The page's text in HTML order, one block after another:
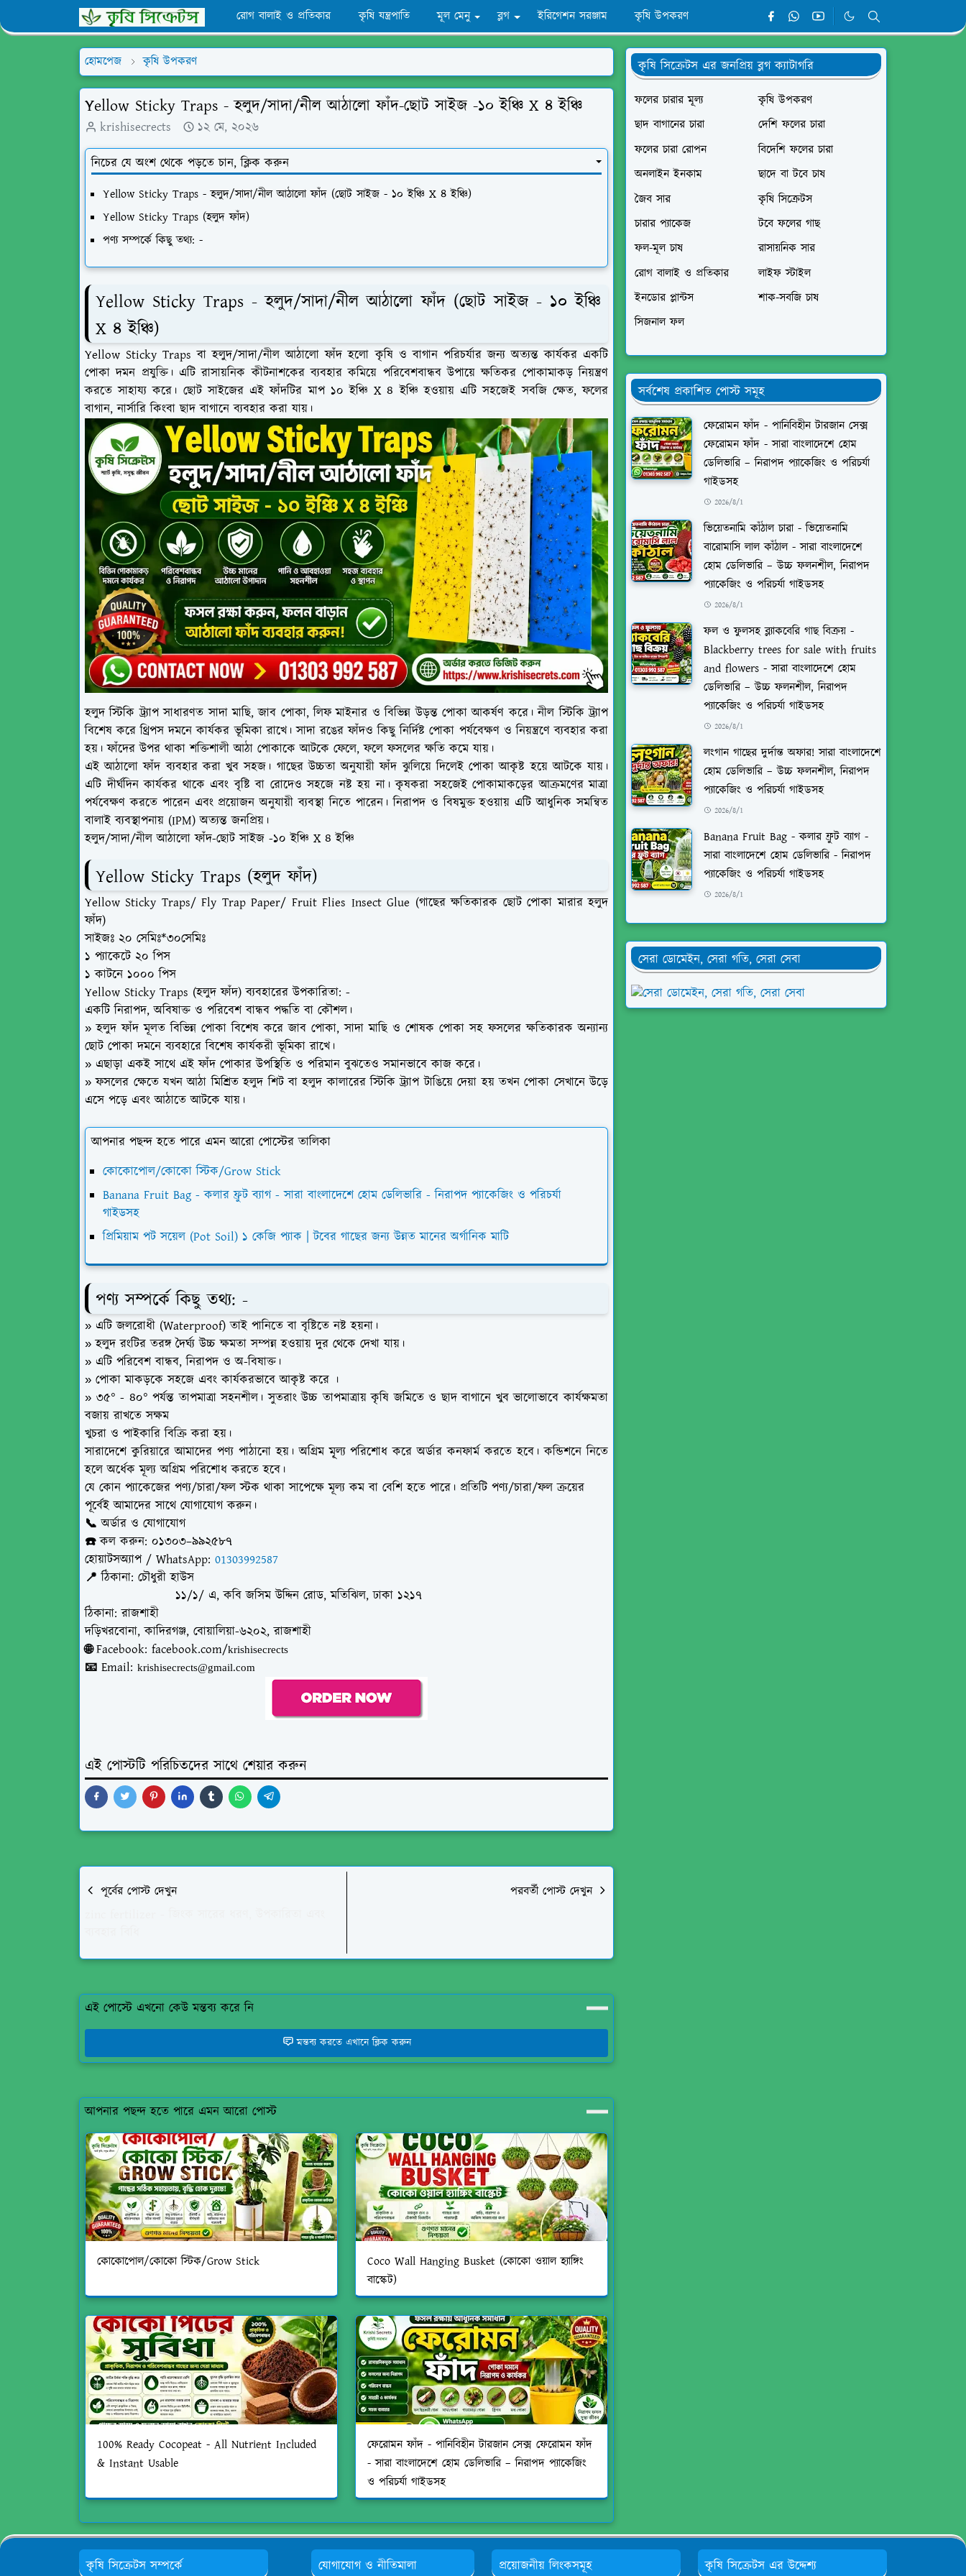
রোগ বালাই ও প্রতিকার কৃষি যন্ত্রপাতি মূল মেনু ব্লগ ইরিগেশন সরঞ্জাম কৃষি উপকরণ
হোমপেজ কৃষি উপকরণ
Yellow Sticky Traps - হলুদ/সাদা/নীল আঠালো ফাঁদ-ছোট সাইজ -১০ ইঞ্চি X ৪ ইঞ্চি
krishisecrects ১২ মে, ২০২৬
নিচের যে অংশ থেকে পড়তে চান, ক্লিক করুন
Yellow Sticky Traps - হলুদ/সাদা/নীল আঠালো ফাঁদ (ছোট সাইজ - ১০ ইঞ্চি X ৪ ইঞ্চি)
Yellow Sticky Traps (হলুদ ফাঁদ)
পণ্য সম্পর্কে কিছু তথ্য: -
Yellow Sticky Traps - হলুদ/সাদা/নীল আঠালো ফাঁদ (ছোট সাইজ - ১০ ইঞ্চি
X ৪ ইঞ্চি)
Yellow Sticky Traps বা হলুদ/সাদা/নীল আঠালো ফাঁদ হলো কৃষি ও বাগান পরিচর্যার জন্য অত্যন্ত কার্যকর একটি
পোকা দমন প্রযুক্তি। এটি রাসায়নিক কীটনাশকের ব্যবহার কমিয়ে পরিবেশবান্ধব উপায়ে ক্ষতিকর পোকামাকড় নিয়ন্ত্রণ
করতে সাহায্য করে। ছোট সাইজের এই ফাঁদটির মাপ ১০ ইঞ্চি X ৪ ইঞ্চি হওয়ায় এটি সহজেই সবজি ক্ষেত, ফলের
বাগান, নার্সারি কিংবা ছাদ বাগানে ব্যবহার করা যায়।
হলুদ স্টিকি ট্র্যাপ সাধারণত সাদা মাছি, জাব পোকা, লিফ মাইনার ও বিভিন্ন উড়ন্ত পোকা আকর্ষণ করে। নীল স্টিকি ট্র্যাপ
বিশেষ করে থ্রিপস দমনে কার্যকর ভূমিকা রাখে। সাদা রঙের ফাঁদও কিছু নির্দিষ্ট পোকা পর্যবেক্ষণ ও নিয়ন্ত্রণে ব্যবহার করা
হয়। ফাঁদের উপর থাকা শক্তিশালী আঠা পোকাকে আটকে ফেলে, ফলে ফসলের ক্ষতি কমে যায়।
এই আঠালো ফাঁদ ব্যবহার করা খুব সহজ। গাছের উচ্চতা অনুযায়ী ফাঁদ ঝুলিয়ে দিলেই পোকা আকৃষ্ট হয়ে আটকে যায়।
এটি দীর্ঘদিন কার্যকর থাকে এবং বৃষ্টি বা রোদেও সহজে নষ্ট হয় না। কৃষকরা সহজেই পোকামাকড়ের আক্রমণের মাত্রা
পর্যবেক্ষণ করতে পারেন এবং প্রয়োজন অনুযায়ী ব্যবস্থা নিতে পারেন। নিরাপদ ও বিষমুক্ত হওয়ায় এটি আধুনিক সমন্বিত
বালাই ব্যবস্থাপনায় (IPM) অত্যন্ত জনপ্রিয়।
হলুদ/সাদা/নীল আঠালো ফাঁদ-ছোট সাইজ -১০ ইঞ্চি X ৪ ইঞ্চি
Yellow Sticky Traps (হলুদ ফাঁদ)
Yellow Sticky Traps/ Fly Trap Paper/ Fruit Flies Insect Glue (গাছের ক্ষতিকারক ছোট পোকা মারার হলুদ
ফাঁদ)
সাইজঃ ২০ সেমিঃ*৩০সেমিঃ
১ প্যাকেটে ২০ পিস
১ কাটনে ১০০০ পিস
Yellow Sticky Traps (হলুদ ফাঁদ) ব্যবহারের উপকারিতা: -
একটি নিরাপদ, অবিষাক্ত ও পরিবেশ বান্ধব পদ্ধতি বা কৌশল।
» হলুদ ফাঁদ মূলত বিভিন্ন পোকা বিশেষ করে জাব পোকা, সাদা মাছি ও শোষক পোকা সহ ফসলের ক্ষতিকারক অন্যান্য
ছোট পোকা দমনে ব্যবহারে বিশেষ কার্যকরী ভূমিকা রাখে।
» এছাড়া একই সাথে এই ফাঁদ পোকার উপস্থিতি ও পরিমান বুঝতেও সমানভাবে কাজ করে।
» ফসলের ক্ষেতে যখন আঠা মিশ্রিত হলুদ শিট বা হলুদ কালারের স্টিকি ট্র্যাপ টাঙিয়ে দেয়া হয় তখন পোকা সেখানে উড়ে
এসে পড়ে এবং আঠাতে আটকে যায়।
আপনার পছন্দ হতে পারে এমন আরো পোস্টের তালিকা
কোকোপোল/কোকো স্টিক/Grow Stick
Banana Fruit Bag - কলার ফ্রুট ব্যাগ - সারা বাংলাদেশে হোম ডেলিভারি - নিরাপদ প্যাকেজিং ও পরিচর্যা
গাইডসহ
প্রিমিয়াম পট সয়েল (Pot Soil) ১ কেজি প্যাক | টবের গাছের জন্য উন্নত মানের অর্গানিক মাটি
পণ্য সম্পর্কে কিছু তথ্য: -
» এটি জলরোধী (Waterproof) তাই পানিতে বা বৃষ্টিতে নষ্ট হয়না।
» হলুদ রংটির তরঙ্গ দৈর্ঘ্য উচ্চ ক্ষমতা সম্পন্ন হওয়ায় দুর থেকে দেখা যায়।
» এটি পরিবেশ বান্ধব, নিরাপদ ও অ-বিষাক্ত।
» পোকা মাকড়কে সহজে এবং কার্যকরভাবে আকৃষ্ট করে ।
» ৩৫° - ৪০° পর্যন্ত তাপমাত্রা সহনশীল। সুতরাং উচ্চ তাপমাত্রায় কৃষি জমিতে ও ছাদ বাগানে খুব ভালোভাবে কার্যক্ষমতা
বজায় রাখতে সক্ষম
খুচরা ও পাইকারি বিক্রি করা হয়।
সারাদেশে কুরিয়ারে আমাদের পণ্য পাঠানো হয়। অগ্রিম মূ্ল্য পরিশোধ করে অর্ডার কনফার্ম করতে হবে। কন্ডিশনে নিতে
হলে অর্ধেক মূল্য অগ্রিম পরিশোধ করতে হবে।
যে কোন প্যাকেজের পণ্য/চারা/ফল স্টক থাকা সাপেক্ষে মূল্য কম বা বেশি হতে পারে। প্রতিটি পণ্য/চারা/ফল ক্রয়ের
পূর্বেই আমাদের সাথে যোগাযোগ করুন।
📞 অর্ডার ও যোগাযোগ
☎️ কল করুন: ০১৩০৩–৯৯২৫৮৭
হোয়াটসঅ্যাপ / WhatsApp: 01303992587
📍 ঠিকানা: চৌধুরী হাউস
১১/১/ এ, কবি জসিম উদ্দিন রোড, মতিঝিল, ঢাকা ১২১৭
ঠিকানা: রাজশাহী
দড়িখরবোনা, কাদিরগঞ্জ, বোয়ালিয়া-৬২০২, রাজশাহী
🌐 Facebook: facebook.com/krishisecrects
📧 Email: krishisecrects@gmail.com
এই পোস্টটি পরিচিতদের সাথে শেয়ার করুন
পূর্বের পোস্ট দেখুন পরবর্তী পোস্ট দেখুন
এই পোস্টে এখনো কেউ মন্তব্য করে নি
মন্তব্য করতে এখানে ক্লিক করুন
আপনার পছন্দ হতে পারে এমন আরো পোস্ট
কোকোপোল/কোকো স্টিক/Grow Stick
Coco Wall Hanging Busket (কোকো ওয়াল হ্যাঙ্গিং
বাস্কেট)
100% Ready Cocopeat - All Nutrient Included
& Instant Usable
ফেরোমন ফাঁদ - পানিবিহীন টারজান সেক্স ফেরোমন ফাঁদ
- সারা বাংলাদেশে হোম ডেলিভারি – নিরাপদ প্যাকেজিং
ও পরিচর্যা গাইডসহ
কৃষি সিক্রেটস এর জনপ্রিয় ব্লগ ক্যাটাগরি
ফলের চারার মূল্য
কৃষি উপকরণ
ছাদ বাগানের চারা
দেশি ফলের চারা
ফলের চারা রোপন
বিদেশি ফলের চারা
অনলাইন ইনকাম
ছাদে বা টবে চাষ
জৈব সার
কৃষি সিক্রেটস
চারার প্যাকেজ
টবে ফলের গাছ
ফল-মূল চাষ
রাসায়নিক সার
রোগ বালাই ও প্রতিকার
লাইফ স্টাইল
ইনডোর প্লান্টস
শাক-সবজি চাষ
সিজনাল ফল
সর্বশেষ প্রকাশিত পোস্ট সমূহ
ফেরোমন ফাঁদ - পানিবিহীন টারজান সেক্স
ফেরোমন ফাঁদ - সারা বাংলাদেশে হোম
ডেলিভারি – নিরাপদ প্যাকেজিং ও পরিচর্যা
গাইডসহ
2026/8/1
ভিয়েতনামি কাঁঠাল চারা - ভিয়েতনামি
বারোমাসি লাল কাঁঠাল - সারা বাংলাদেশে
হোম ডেলিভারি – উচ্চ ফলনশীল, নিরাপদ
প্যাকেজিং ও পরিচর্যা গাইডসহ
2026/8/1
ফল ও ফুলসহ ব্ল্যাকবেরি গাছ বিক্রয় -
Blackberry trees for sale with fruits
and flowers - সারা বাংলাদেশে হোম
ডেলিভারি – উচ্চ ফলনশীল, নিরাপদ
প্যাকেজিং ও পরিচর্যা গাইডসহ
2026/8/1
লংগান গাছের দুর্দান্ত অফার! সারা বাংলাদেশে
হোম ডেলিভারি – উচ্চ ফলনশীল, নিরাপদ
প্যাকেজিং ও পরিচর্যা গাইডসহ
2026/8/1
Banana Fruit Bag - কলার ফ্রুট ব্যাগ -
সারা বাংলাদেশে হোম ডেলিভারি - নিরাপদ
প্যাকেজিং ও পরিচর্যা গাইডসহ
2026/8/1
সেরা ডোমেইন, সেরা গতি, সেরা সেবা
কৃষি সিক্রেটস সম্পর্কে যোগাযোগ ও নীতিমালা প্রয়োজনীয় লিংকসমূহ কৃষি সিক্রেটস এর উদ্দেশ্য